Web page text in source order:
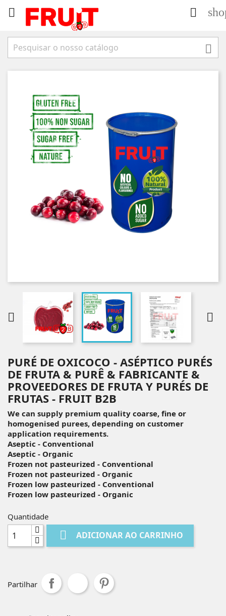
 

 
PURÉ DE OXICOCO - ASÉPTICO PURÉS
DE FRUTA & PURÊ & FABRICANTE &
PROVEEDORES DE FRUTA Y PURÉS DE
FRUTAS - FRUIT B2B
We can supply premium quality coarse, fine or
homogenised purees, depending on customer
application requirements.
Aseptic - Conventional
Aseptic - Organic
Frozen not pasteurized - Conventional
Frozen not pasteurized - Organic
Frozen low pasteurized - Conventional
Frozen low pasteurized - Organic
Quantidade
 ADICIONAR AO CARRINHO
Partilhar